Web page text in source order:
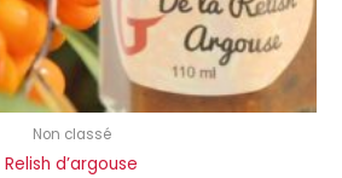
Non classé
Relish d’argouse